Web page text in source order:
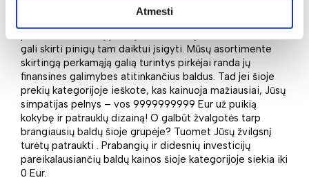
Atmesti
Ar pirktume baldus, ar kitus daiktus, kaina visada yra tas
gali skirti pinigų tam daiktui įsigyti. Mūsų asortimente
skirtingą perkamąją galią turintys pirkėjai randa jų
finansines galimybes atitinkančius baldus. Tad jei šioje
prekių kategorijoje ieškote, kas kainuoja mažiausiai, Jūsų
simpatijas pelnys – vos 9999999999 Eur už puikią
kokybę ir patrauklų dizainą! O galbūt žvalgotės tarp
brangiausių baldų šioje grupėje? Tuomet Jūsų žvilgsnį
turėtų patraukti . Prabangių ir didesnių investicijų
pareikalausiančių baldų kainos šioje kategorijoje siekia iki
0 Eur.